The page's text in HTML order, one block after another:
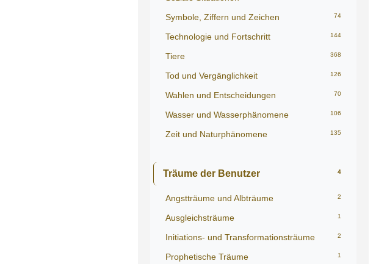
Symbole, Ziffern und Zeichen 74
Technologie und Fortschritt 144
Tiere 368
Tod und Vergänglichkeit 126
Wahlen und Entscheidungen 70
Wasser und Wasserphänomene 106
Zeit und Naturphänomene 135
Träume der Benutzer 4
Angstträume und Albträume 2
Ausgleichsträume 1
Initiations- und Transformationsträume 2
Prophetische Träume 1